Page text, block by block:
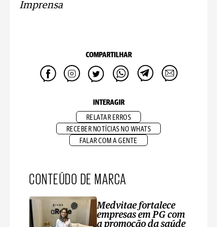
Imprensa
COMPARTILHAR
INTERAGIR
RELATAR ERROS
RECEBER NOTÍCIAS NO WHATS
FALAR COM A GENTE
CONTEÚDO DE MARCA
Medvitae fortalece
empresas em PG com
a promoção da saúde